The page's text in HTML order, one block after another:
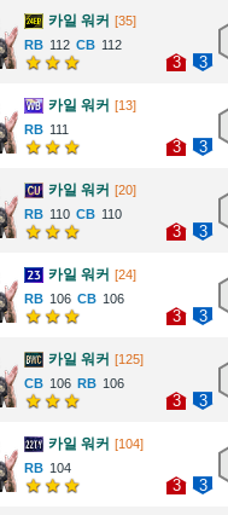
카일 워커 [35]
112
112
3 3
카일 워커 [13]
111
3 3
카일 워커 [20]
110
110
3 3
카일 워커 [24]
106
106
3 3
카일 워커 [125]
106
106
3 3
카일 워커 [104]
104
3 3